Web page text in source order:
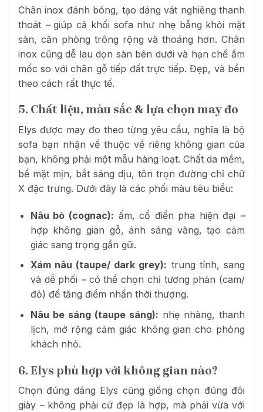
Chân inox đánh bóng, tạo dáng vát nghiêng thanh
thoát –giúp cả khối sofa như nhẹ bẫng khỏi mặt
sàn, căn phòng trông rộng và thoáng hơn. Chân
inox cũng dễ lau dọn sàn bên dưới và hạn chế ẩm
mốc so với chân gỗ tiếp đất trực tiếp. Đẹp, và bền
theo cách rất thực tế.
5. Chất liệu, màu sắc & lựa chọn may đo
Elys được may đo theo từng yêu cầu, nghĩa là bộ
sofa bạn nhận về thuộc về riêng không gian của
bạn, không phải một mẫu hàng loạt. Chất da mềm,
bề mặt mịn, bắt sáng dịu, tôn trọn đường chỉ chữ
X đặc trưng. Dưới đây là các phối màu tiêu biểu:
Nâu bò (cognac): ấm, cổ điển pha hiện đại –
hợp không gian gỗ, ánh sáng vàng, tạo cảm
giác sang trọng gần gũi.
Xám nâu (taupe/ dark grey): trung tính, sang
và dễ phối –có thể chọn chỉ tương phản (cam/
đỏ) để tăng điểm nhấn thời thượng.
Nâu be sáng (taupe sáng): nhẹ nhàng, thanh
lịch, mở rộng cảm giác không gian cho phòng
khách nhỏ.
6. Elys phù hợp với không gian nào?
Chọn đúng dáng Elys cũng giống chọn đúng đôi
giày –không phải cứ đẹp là hợp, mà phải vừa với